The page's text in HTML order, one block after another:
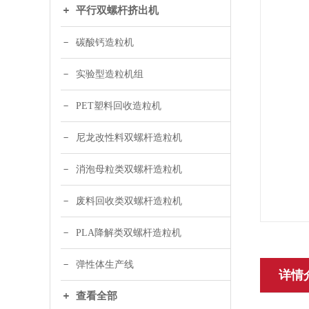
平行双螺杆挤出机
碳酸钙造粒机
实验型造粒机组
PET塑料回收造粒机
尼龙改性料双螺杆造粒机
消泡母粒类双螺杆造粒机
废料回收类双螺杆造粒机
PLA降解类双螺杆造粒机
弹性体生产线
查看全部
详情